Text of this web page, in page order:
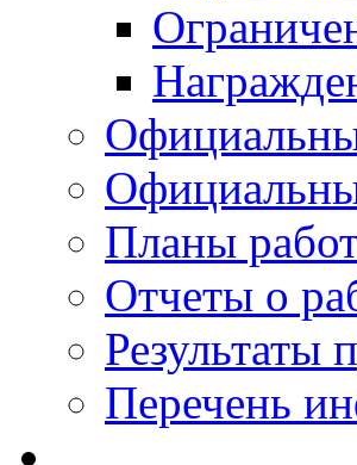
Планы
Отчеты о
Результаты
Перечень